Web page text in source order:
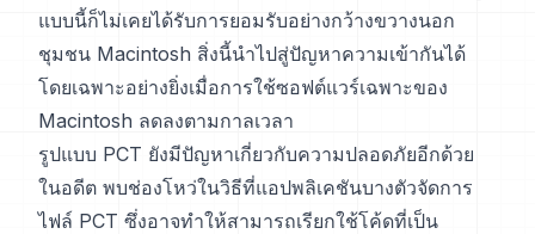
แบบนี้ก็ไม่เคยได้รับการยอมรับอย่างกว้างขวางนอก
ชุมชน Macintosh สิ่งนี้นำไปสู่ปัญหาความเข้ากันได้
โดยเฉพาะอย่างยิ่งเมื่อการใช้ซอฟต์แวร์เฉพาะของ
Macintosh ลดลงตามกาลเวลา
รูปแบบ PCT ยังมีปัญหาเกี่ยวกับความปลอดภัยอีกด้วย
ในอดีต พบช่องโหว่ในวิธีที่แอปพลิเคชันบางตัวจัดการ
ไฟล์ PCT ซึ่งอาจทำให้สามารถเรียกใช้โค้ดที่เป็น